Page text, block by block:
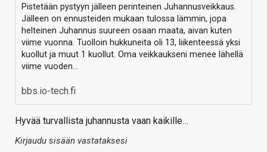
Pistetään pystyyn jälleen perinteinen Juhannusveikkaus.
Jälleen on ennusteiden mukaan tulossa lämmin, jopa
helteinen Juhannus suureen osaan maata, aivan kuten
viime vuonna. Tuolloin hukkuneita oli 13, liikenteessä yksi
kuollut ja muut 1 kuollut. Oma veikkaukseni menee lähellä
viime vuoden…
bbs.io-tech.fi
Hyvää turvallista juhannusta vaan kaikille…
Kirjaudu sisään vastataksesi